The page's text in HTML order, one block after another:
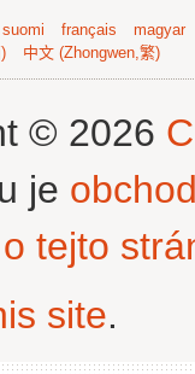
suomi français
magyar
中文 (Zhongwen,繁)
© 2026
je
tejto
site.